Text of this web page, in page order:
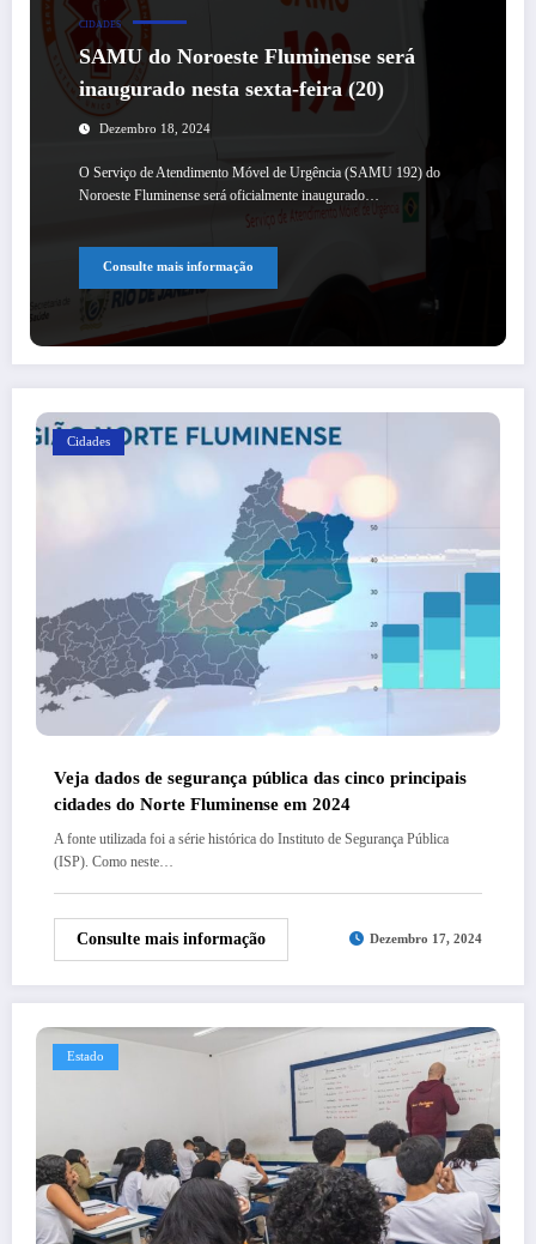
CIDADES
SAMU do Noroeste Fluminense será
inaugurado nesta sexta-feira (20)
Dezembro 18, 2024
O Serviço de Atendimento Móvel de Urgência (SAMU 192) do
Noroeste Fluminense será oficialmente inaugurado…
Consulte mais informação
Cidades
Veja dados de segurança pública das cinco principais
cidades do Norte Fluminense em 2024
A fonte utilizada foi a série histórica do Instituto de Segurança Pública
(ISP). Como neste…
Consulte mais informação Dezembro 17, 2024
Estado